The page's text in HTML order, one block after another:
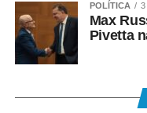
POLÍTICA 3
Max
Pivetta